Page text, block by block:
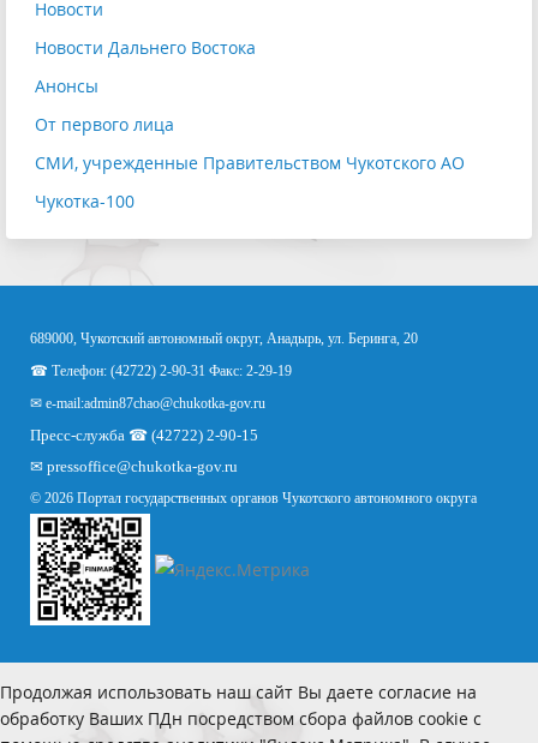
Новости
Новости Дальнего Востока
Анонсы
От первого лица
СМИ, учрежденные Правительством Чукотского АО
Чукотка-100
689000, Чукотский автономный округ, Анадырь, ул. Беринга, 20
☎ Телефон: (42722) 2-90-31 Факс: 2-29-19
✉ e-mail:admin87chao@chukotka-gov.ru
Пресс-служба ☎ (42722) 2-90-15
✉ pressoffice@chukotka-gov.ru
© 2026 Портал государственных органов Чукотского автономного округа
Продолжая использовать наш сайт Вы даете согласие на
обработку Ваших ПДн посредством сбора файлов cookie с